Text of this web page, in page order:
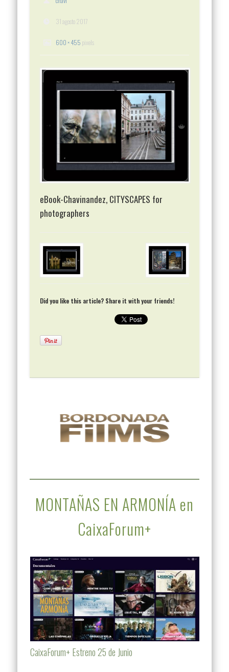
31 agosto 2017
600 × 455 pixels
eBook-Chavinandez, CITYSCAPES for
photographers
Did you like this article? Share it with your friends!
MONTAÑAS EN ARMONÍA en
CaixaForum+
CaixaForum+ Estreno 25 de Junio